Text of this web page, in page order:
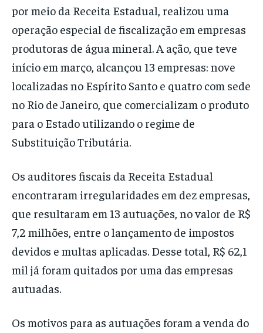
por meio da Receita Estadual, realizou uma
operação especial de fiscalização em empresas
produtoras de água mineral. A ação, que teve
início em março, alcançou 13 empresas: nove
localizadas no Espírito Santo e quatro com sede
no Rio de Janeiro, que comercializam o produto
para o Estado utilizando o regime de
Substituição Tributária.
Os auditores fiscais da Receita Estadual
encontraram irregularidades em dez empresas,
que resultaram em 13 autuações, no valor de R$
7,2 milhões, entre o lançamento de impostos
devidos e multas aplicadas. Desse total, R$ 62,1
mil já foram quitados por uma das empresas
autuadas.
Os motivos para as autuações foram a venda do